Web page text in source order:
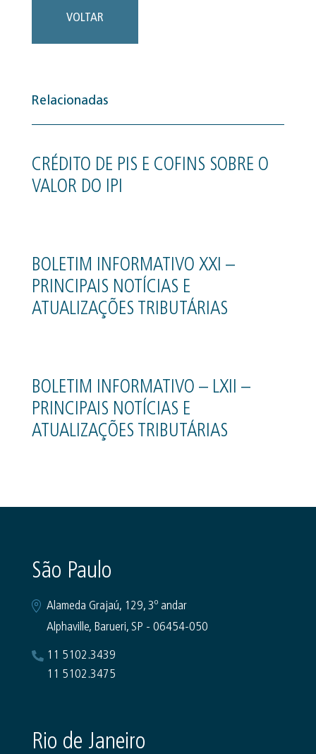
VOLTAR
Relacionadas
CRÉDITO DE PIS E COFINS SOBRE O
VALOR DO IPI
BOLETIM INFORMATIVO XXI –
PRINCIPAIS NOTÍCIAS E
ATUALIZAÇÕES TRIBUTÁRIAS
BOLETIM INFORMATIVO – LXII –
PRINCIPAIS NOTÍCIAS E
ATUALIZAÇÕES TRIBUTÁRIAS
São Paulo
Alameda Grajaú, 129, 3º andar
Alphaville, Barueri, SP - 06454-050
11 5102.3439
11 5102.3475
Rio de Janeiro